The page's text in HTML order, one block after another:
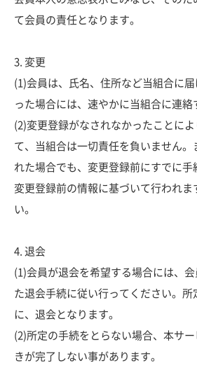
て会員の責任となります。
3. 変更
(1)会員は、氏名、住所など当組合に
った場合には、速やかに当組合に連絡
(2)変更登録がなされなかったことに
て、当組合は一切責任を負いません
れた場合でも、変更登録前にすでに手
変更登録前の情報に基づいて行われま
い。
4. 退会
(1)会員が退会を希望する場合には、
た退会手続に従い行ってください。
に、退会となります。
(2)所定の手続をとらない場合、本サ
きが完了しない事があります。